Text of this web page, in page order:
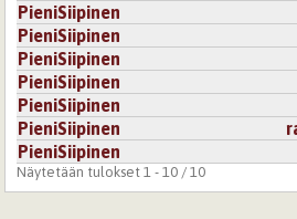
PieniSiipinen
PieniSiipinen
PieniSiipinen
PieniSiipinen
PieniSiipinen
PieniSiipinen
PieniSiipinen
Näytetään tulokset 1 - 10 / 10